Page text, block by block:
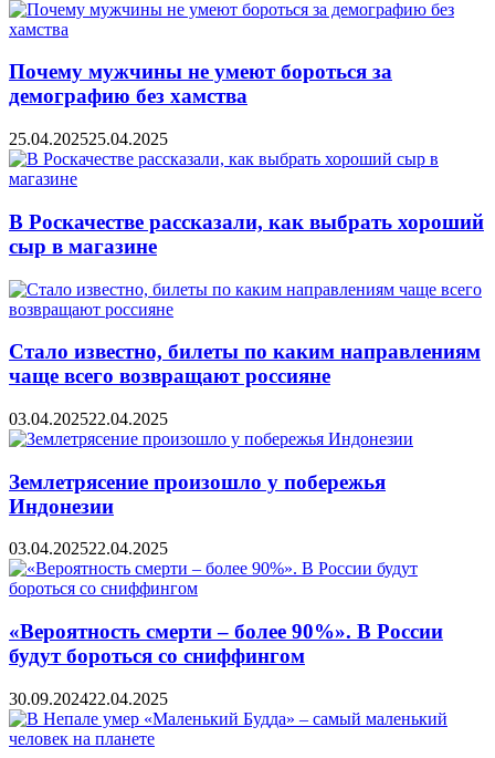
Почему мужчины не умеют бороться за
демографию без хамства
25.04.202525.04.2025
В Роскачестве рассказали, как выбрать хороший
сыр в магазине
Стало известно, билеты по каким направлениям
чаще всего возвращают россияне
03.04.202522.04.2025
Землетрясение произошло у побережья
Индонезии
03.04.202522.04.2025
«Вероятность смерти – более 90%». В России
будут бороться со сниффингом
30.09.202422.04.2025